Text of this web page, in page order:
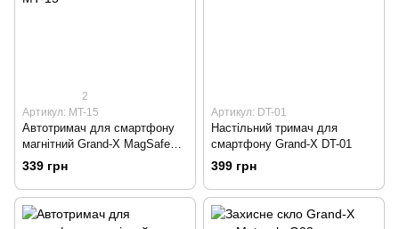
2
Артикул: MT-15
Автотримач для смартфону
магнітний Grand-X MagSafe
(кріплення на дефлектор) MT-
339 грн
Артикул: DT-01
Настільний тримач для
смартфону Grand-X DT-01
399 грн